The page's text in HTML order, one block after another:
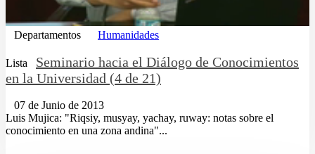
Departamentos Humanidades
Lista
Seminario hacia el Diálogo de Conocimientos
en la Universidad (4 de 21)
07 de Junio de 2013
Luis Mujica: "Riqsiy, musyay, yachay, ruway: notas sobre el
conocimiento en una zona andina"...